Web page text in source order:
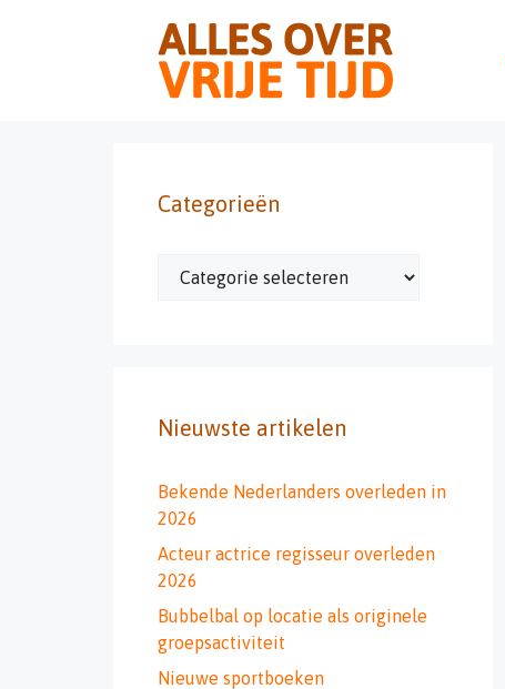
Categorieën
Categorieën
Nieuwste artikelen
Bekende Nederlanders overleden in
2026
Acteur actrice regisseur overleden
2026
Bubbelbal op locatie als originele
groepsactiviteit
Nieuwe sportboeken